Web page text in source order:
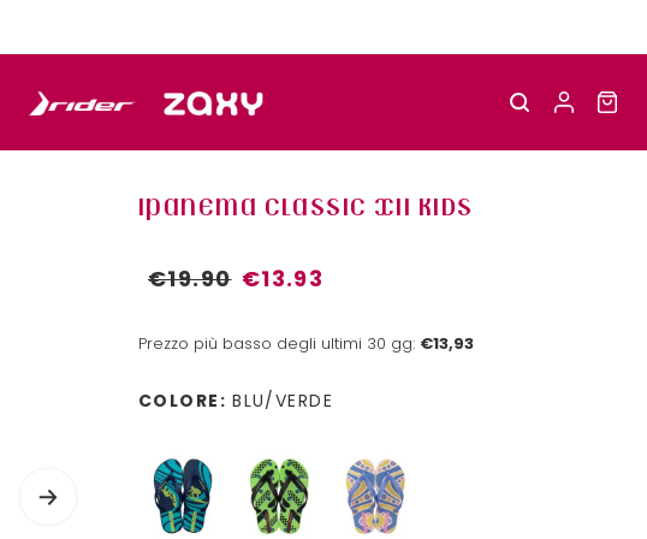
IPANEMA CLASSIC XII KIDS
€19.90 €13.93
Prezzo più basso degli ultimi 30 gg: €13,93
COLORE: BLU/VERDE